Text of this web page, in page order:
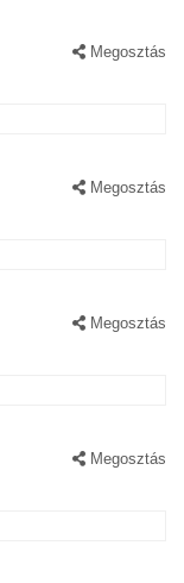
Megosztás
Megosztás
Megosztás
Megosztás